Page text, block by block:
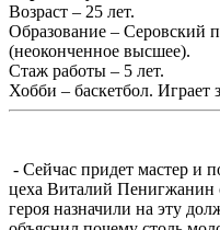
Возраст – 25 лет.
Образование – Серовский
(неоконченное высшее).
Стаж работы – 5 лет.
Хобби – баскетбол. Играет
- Сейчас придет мастер и
цеха Виталий Пенигжанин
героя назначили на эту